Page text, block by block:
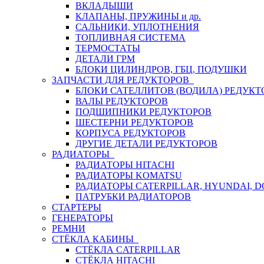
ВКЛАДЫШИ
КЛАПАНЫ, ПРУЖИНЫ и др.
САЛЬНИКИ, УПЛОТНЕНИЯ
ТОПЛИВНАЯ СИСТЕМА
ТЕРМОСТАТЫ
ДЕТАЛИ ГРМ
БЛОКИ ЦИЛИНДРОВ, ГБЦ, ПОДУШКИ
ЗАПЧАСТИ ДЛЯ РЕДУКТОРОВ
БЛОКИ САТЕЛЛИТОВ (ВОДИЛА)
ВАЛЫ РЕДУКТОРОВ
ПОДШИПНИКИ РЕДУКТОРОВ
ШЕСТЕРНИ РЕДУКТОРОВ
КОРПУСА РЕДУКТОРОВ
ДРУГИЕ ДЕТАЛИ РЕДУКТОРОВ
РАДИАТОРЫ
РАДИАТОРЫ HITACHI
РАДИАТОРЫ KOMATSU
РАДИАТОРЫ CATERPILLAR, HYUNDAI,
ПАТРУБКИ РАДИАТОРОВ
СТАРТЕРЫ
ГЕНЕРАТОРЫ
РЕМНИ
СТЁКЛА КАБИНЫ
СТЁКЛА CATERPILLAR
СТЁКЛА HITACHI